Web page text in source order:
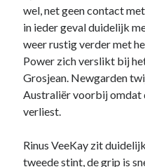
wel, net geen contact
in ieder geval duidelijk
weer rustig verder met
Power zich verslikt bij
Grosjean. Newgarden
Australiër voorbij omdat
verliest.
Rinus VeeKay zit
tweede stint, de grip is